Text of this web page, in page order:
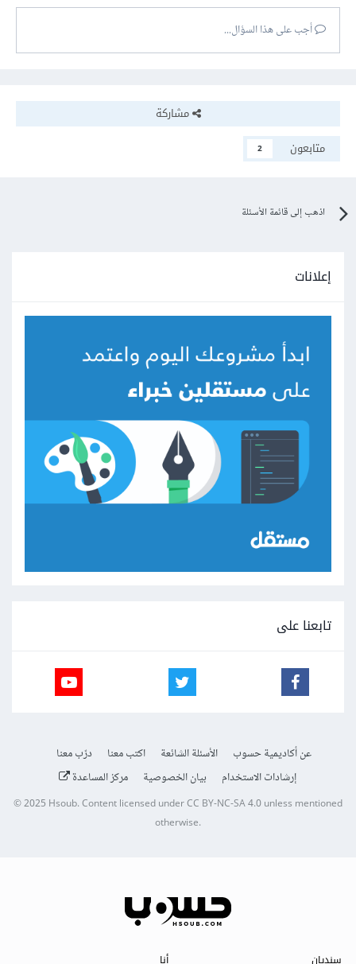
أجب على هذا السؤال...
مشاركة
متابعون
2
اذهب إلى قائمة الأسئلة
إعلانات
تابعنا على
عن أكاديمية حسوب الأسئلة الشائعة اكتب معنا
درّب معنا
إرشادات الاستخدام
بيان الخصوصية مركز المساعدة
© 2025Hsoub.Content licensed underCC BY-NC-SA 4.0unless mentioned
otherwise.